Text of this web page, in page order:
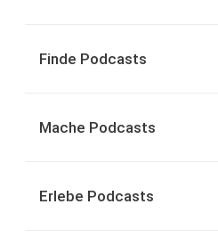
Finde Podcasts
Mache Podcasts
Erlebe Podcasts